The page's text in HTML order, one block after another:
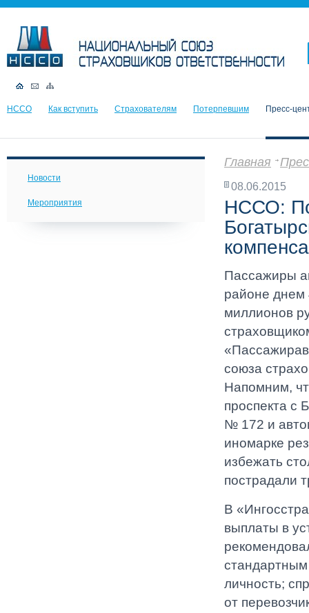
НССО Как вступить Страхователям Потерпевшим Пресс-
Новости
Мероприятия
Главная
08.06.2015
НССО:
Пассажиры
районе днем
миллионов
союза
Напомним,
проспекта с
№ 172 и
иномарке
избежать
пострадали
В
выплаты в
личность;
от